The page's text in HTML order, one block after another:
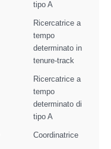
tipo A
Ricercatrice a
tempo
determinato in
tenure-track
Ricercatrice a
tempo
determinato di
tipo A
Coordinatrice